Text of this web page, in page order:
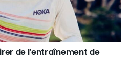
de l’entraînement de